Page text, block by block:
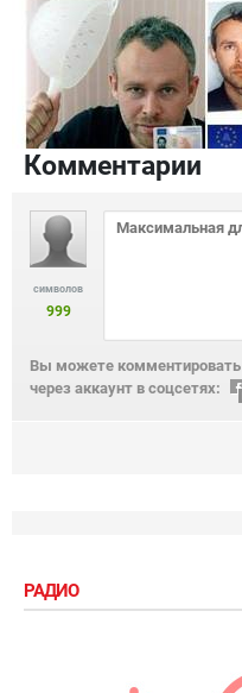
Комментарии
символов
999
Вы можете комментировать
через аккаунт в соцсетях:
РАДИО